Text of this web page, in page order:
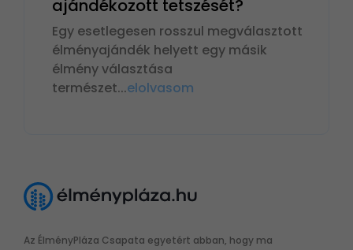
ajándékozott tetszését?
Egy esetlegesen rosszul megválasztott
élményajándék helyett egy másik
élmény választása
természet...elolvasom
Az ÉlményPláza Csapata egyetért abban, hogy ma